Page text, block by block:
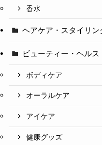
香水
ヘアケア・スタイリン
ビューティー・ヘルス
ボディケア
オーラルケア
アイケア
健康グッズ